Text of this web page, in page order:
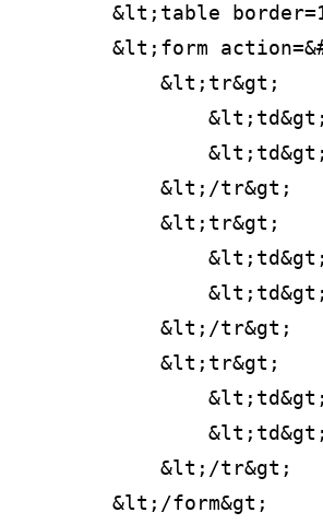
&lt;table
&lt;form
            &lt;tr&gt;
            &lt;/tr&gt;
            &lt;tr&gt;
            &lt;/tr&gt;
            &lt;tr&gt;
            &lt;/tr&gt;
        &lt;/form&gt;